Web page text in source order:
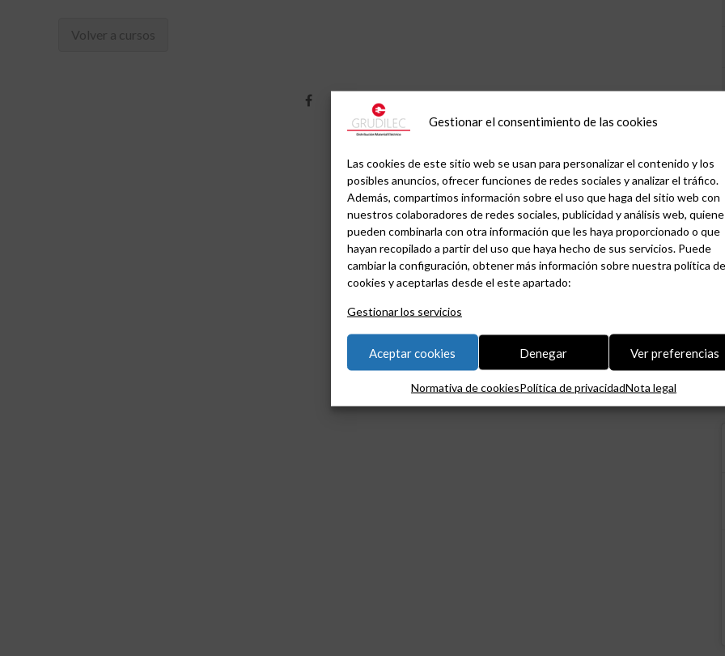
Gestionar el consentimiento de las cookies
Las cookies de este sitio web se usan para personalizar el contenido y los
posibles anuncios, ofrecer funciones de redes sociales y analizar el tráfico.
Además, compartimos información sobre el uso que haga del sitio web con
nuestros colaboradores de redes sociales, publicidad y análisis web,
pueden combinarla con otra información que les haya proporcionado o que
hayan recopilado a partir del uso que haya hecho de sus servicios. Puede
cambiar la configuración, obtener más información sobre nuestra política de
cookies y aceptarlas desde el este apartado:
Gestionar los servicios
Aceptar cookies Denegar Ver preferencias
Normativa de cookiesPolítica de privacidadNota legal
Volver a cursos